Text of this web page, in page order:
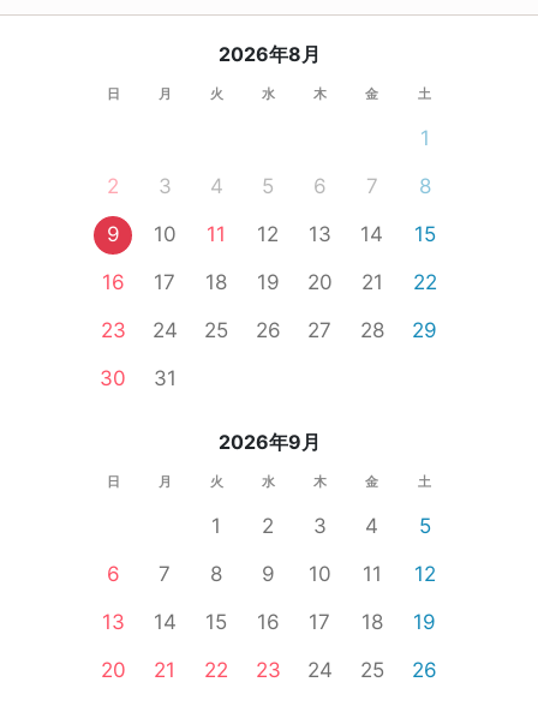
2026年8月
日 月 火 水 木 金 土
1
2
3 4 5 6 7
8
9
10 11 12 13 14
15
16
17 18 19 20 21
22
23
24 25 26 27 28
29
30
31
2026年9月
日 月 火 水 木 金 土
1 2 3 4
5
6
7 8 9 10 11
12
13
14 15 16 17 18
19
20
21 22 23 24 25 26